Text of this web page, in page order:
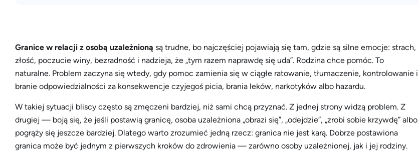
Granice w relacji z osobą uzależnioną są trudne, bo najczęściej pojawiają się tam, gdzie są silne emocje: strach,
złość, poczucie winy, bezradność i nadzieja, że „tym razem naprawdę się uda”. Rodzina chce pomóc. To
naturalne. Problem zaczyna się wtedy, gdy pomoc zamienia się w ciągłe ratowanie, tłumaczenie, kontrolowanie i
branie odpowiedzialności za konsekwencje czyjegoś picia, brania leków, narkotyków albo hazardu.
W takiej sytuacji bliscy często są zmęczeni bardziej, niż sami chcą przyznać. Z jednej strony widzą problem. Z
drugiej — boją się, że jeśli postawią granicę, osoba uzależniona „obrazi się”, „odejdzie”, „zrobi sobie krzywdę” albo
pogrąży się jeszcze bardziej. Dlatego warto zrozumieć jedną rzecz: granica nie jest karą. Dobrze postawiona
granica może być jednym z pierwszych kroków do zdrowienia — zarówno osoby uzależnionej, jak i jej rodziny.